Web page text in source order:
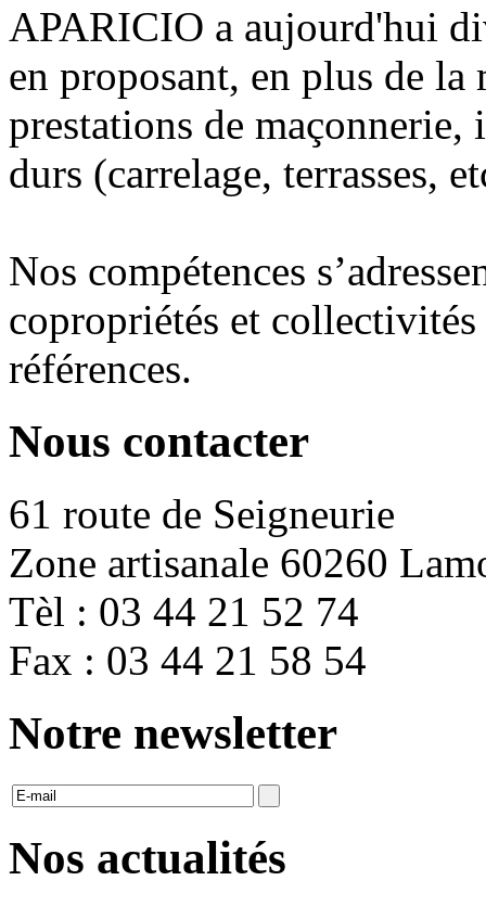
APARICIO a aujourd'hui
en proposant, en plus de la
prestations de
durs (carrelage, terrasses,
Nos compétences
copropriétés et
références.
Nous contacter
61 route de Seigneurie
Zone artisanale 60260
Tèl : 03 44 21 52 74
Fax : 03 44 21 58 54
Notre newsletter
Nos actualités